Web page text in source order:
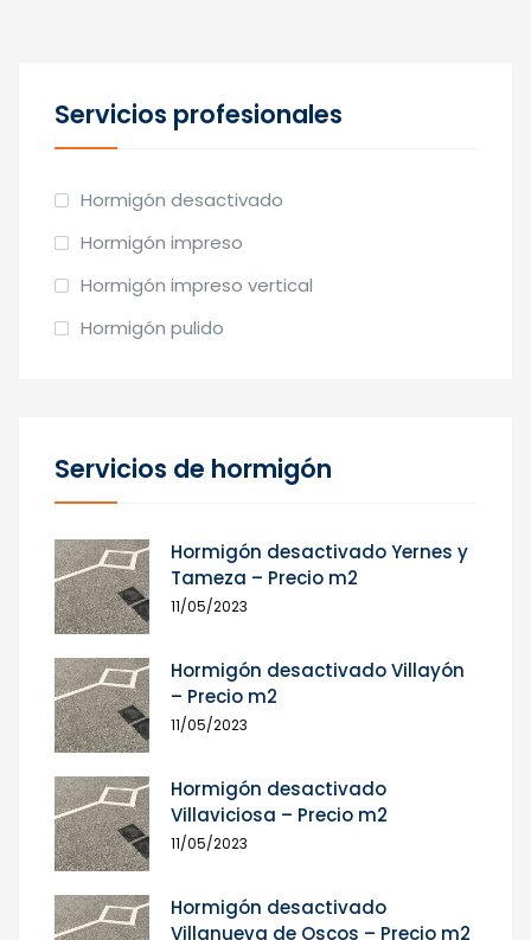
Servicios profesionales
Hormigón desactivado
Hormigón impreso
Hormigón impreso vertical
Hormigón pulido
Servicios de hormigón
Hormigón desactivado Yernes y
Tameza – Precio m2
11/05/2023
Hormigón desactivado Villayón
– Precio m2
11/05/2023
Hormigón desactivado
Villaviciosa – Precio m2
11/05/2023
Hormigón desactivado
Villanueva de Oscos – Precio m2